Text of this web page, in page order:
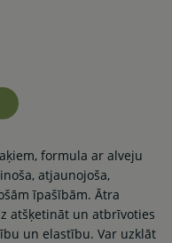
formula ar alveju
atjaunojoša,
īpašībām. Ātra
atšķetināt un atbrīvoties
un elastību. Var uzklāt